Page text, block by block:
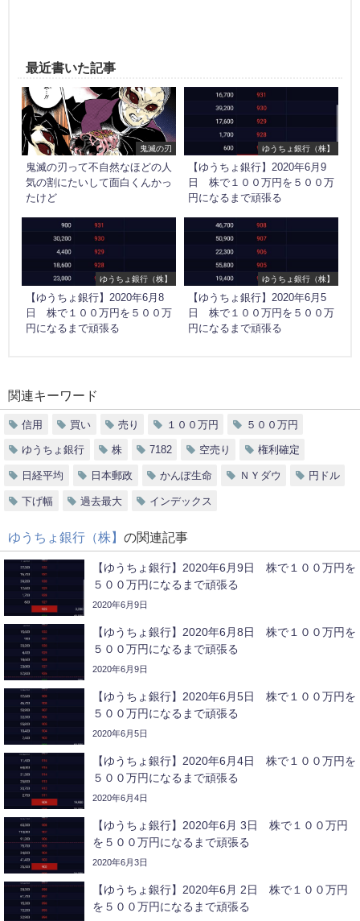
最近書いた記事
鬼滅の刃
鬼滅の刃って不自然なほどの人
気の割にたいして面白くんかっ
たけど
ゆうちょ銀行（株】
【ゆうちょ銀行】2020年6月9
日 株で１００万円を５００万
円になるまで頑張る
ゆうちょ銀行（株】
【ゆうちょ銀行】2020年6月8
日 株で１００万円を５００万
円になるまで頑張る
ゆうちょ銀行（株】
【ゆうちょ銀行】2020年6月5
日 株で１００万円を５００万
円になるまで頑張る
関連キーワード
信用 買い 売り １００万円 ５００万円
ゆうちょ銀行 株 7182 空売り 権利確定
日経平均 日本郵政 かんぽ生命 ＮＹダウ 円ドル
下げ幅 過去最大 インデックス
ゆうちょ銀行（株】 の関連記事
【ゆうちょ銀行】2020年6月9日 株で１００万円を
５００万円になるまで頑張る
2020年6月9日
【ゆうちょ銀行】2020年6月8日 株で１００万円を
５００万円になるまで頑張る
2020年6月9日
【ゆうちょ銀行】2020年6月5日 株で１００万円を
５００万円になるまで頑張る
2020年6月5日
【ゆうちょ銀行】2020年6月4日 株で１００万円を
５００万円になるまで頑張る
2020年6月4日
【ゆうちょ銀行】2020年6月 3日 株で１００万円
を５００万円になるまで頑張る
2020年6月3日
【ゆうちょ銀行】2020年6月 2日 株で１００万円
を５００万円になるまで頑張る